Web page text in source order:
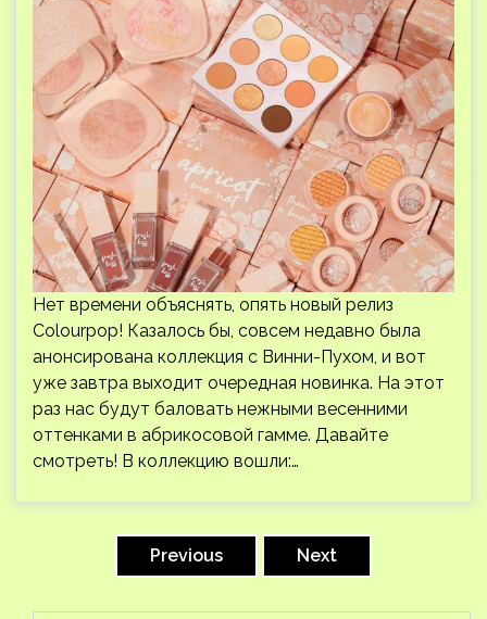
Нет времени объяснять, опять новый релиз
Colourpop! Казалось бы, совсем недавно была
анонсирована коллекция с Винни-Пухом, и вот
уже завтра выходит очередная новинка. На этот
раз нас будут баловать нежными весенними
оттенками в абрикосовой гамме. Давайте
смотреть! В коллекцию вошли:…
Previous Next